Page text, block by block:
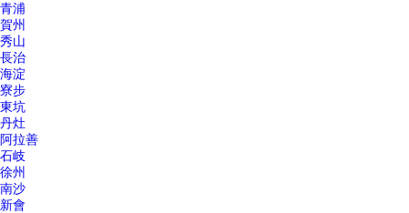
青浦
賀州
秀山
長治
海淀
寮步
東坑
丹灶
阿拉善
石岐
徐州
南沙
新會